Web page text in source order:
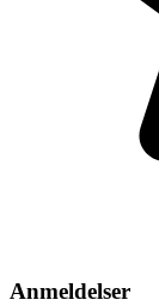
Anmeldelser